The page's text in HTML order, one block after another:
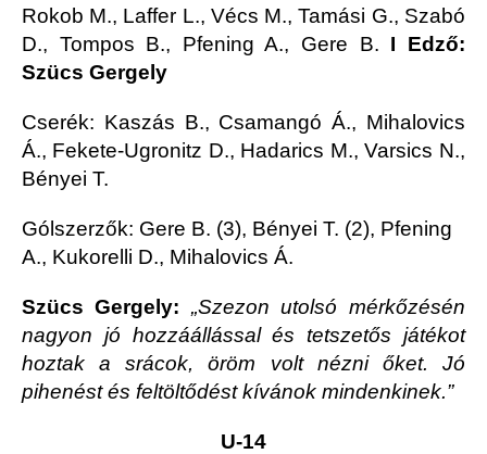
Rokob M., Laffer L., Vécs M., Tamási G., Szabó
D., Tompos B., Pfening A., Gere B. I Edző:
Szücs Gergely
Cserék: Kaszás B., Csamangó Á., Mihalovics
Á., Fekete-Ugronitz D., Hadarics M., Varsics N.,
Bényei T.
Gólszerzők: Gere B. (3), Bényei T. (2), Pfening
A., Kukorelli D., Mihalovics Á.
Szücs Gergely: „Szezon utolsó mérkőzésén
nagyon jó hozzáállással és tetszetős játékot
hoztak a srácok, öröm volt nézni őket. Jó
pihenést és feltöltődést kívánok mindenkinek.”
U-14